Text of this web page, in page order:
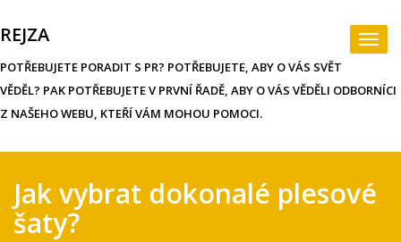
to
content
REJZA
POTŘEBUJETE PORADIT S PR? POTŘEBUJETE, ABY O VÁS SVĚT
VĚDĚL? PAK POTŘEBUJETE V PRVNÍ ŘADĚ, ABY O VÁS VĚDĚLI ODBORNÍCI
Z NAŠEHO WEBU, KTEŘÍ VÁM MOHOU POMOCI.
Jak vybrat dokonalé plesové
šaty?